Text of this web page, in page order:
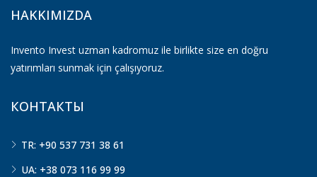
HAKKIMIZDA
Invento Invest uzman kadromuz ile birlikte size en doğru
yatırımları sunmak için çalışıyoruz.
КОНТАКТЫ
TR: +90 537 731 38 61
UA: +38 073 116 99 99